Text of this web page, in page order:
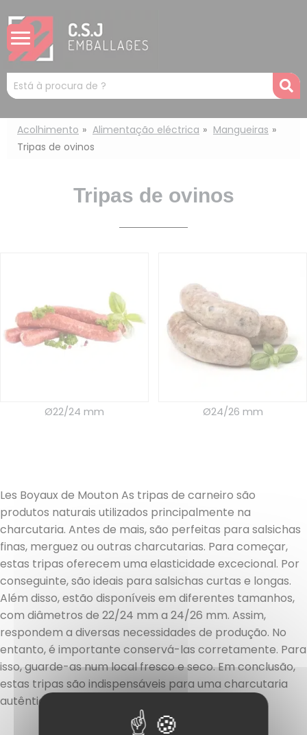
Mots
clés
:
Acolhimento Alimentação eléctrica
Mangueiras
Tripas de ovinos
Tripas de ovinos
Ø22/24 mm Ø24/26 mm
Les Boyaux de Mouton As tripas de carneiro são
produtos naturais utilizados principalmente na
charcutaria. Antes de mais, são perfeitas para salsichas
finas, merguez ou outras charcutarias. Para começar,
estas tripas oferecem uma elasticidade excecional. Por
conseguinte, são ideais para salsichas curtas e longas.
Além disso, estão disponíveis em diferentes tamanhos,
com diâmetros de 22/24 mm a 24/26 mm. Assim,
respondem a diversas necessidades de produção. No
entanto, é importante conservá-las corretamente. Para
isso, guarde-as num local fresco e seco. Em conclusão,
estas tripas são indispensáveis para uma charcutaria
autêntica e de qualidade.